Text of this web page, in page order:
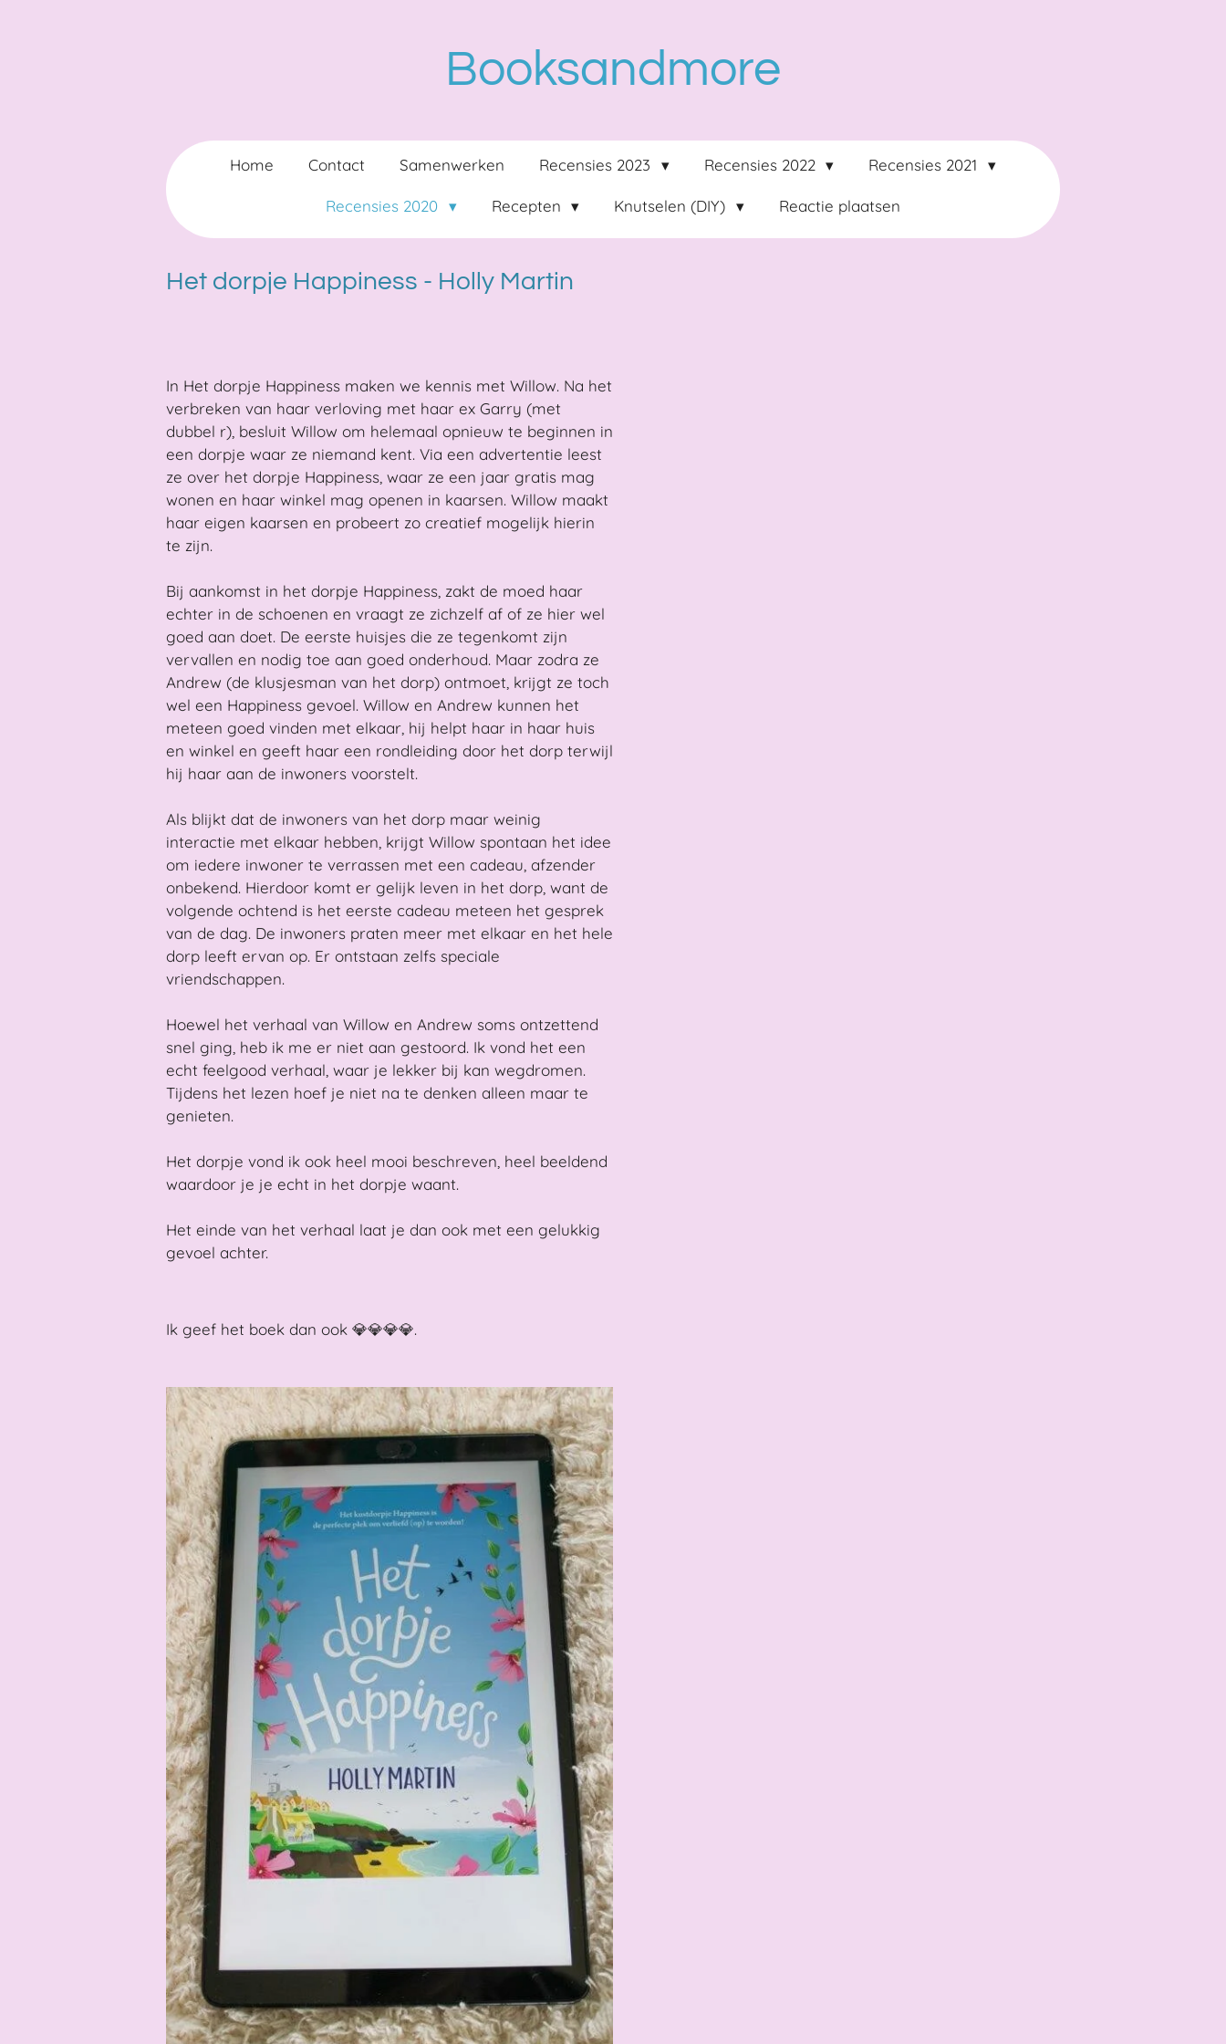
Booksandmore
Home Contact Samenwerken Recensies 2023 Recensies 2022 Recensies 2021
Recensies 2020 Recepten Knutselen (DIY) Reactie plaatsen
Het dorpje Happiness - Holly Martin
In Het dorpje Happiness maken we kennis met Willow. Na het
verbreken van haar verloving met haar ex Garry (met
dubbel r), besluit Willow om helemaal opnieuw te beginnen in
een dorpje waar ze niemand kent. Via een advertentie leest
ze over het dorpje Happiness, waar ze een jaar gratis mag
wonen en haar winkel mag openen in kaarsen. Willow maakt
haar eigen kaarsen en probeert zo creatief mogelijk hierin
te zijn.
Bij aankomst in het dorpje Happiness, zakt de moed haar
echter in de schoenen en vraagt ze zichzelf af of ze hier wel
goed aan doet. De eerste huisjes die ze tegenkomt zijn
vervallen en nodig toe aan goed onderhoud. Maar zodra ze
Andrew (de klusjesman van het dorp) ontmoet, krijgt ze toch
wel een Happiness gevoel. Willow en Andrew kunnen het
meteen goed vinden met elkaar, hij helpt haar in haar huis
en winkel en geeft haar een rondleiding door het dorp terwijl
hij haar aan de inwoners voorstelt.
Als blijkt dat de inwoners van het dorp maar weinig
interactie met elkaar hebben, krijgt Willow spontaan het idee
om iedere inwoner te verrassen met een cadeau, afzender
onbekend. Hierdoor komt er gelijk leven in het dorp, want de
volgende ochtend is het eerste cadeau meteen het gesprek
van de dag. De inwoners praten meer met elkaar en het hele
dorp leeft ervan op. Er ontstaan zelfs speciale
vriendschappen.
Hoewel het verhaal van Willow en Andrew soms ontzettend
snel ging, heb ik me er niet aan gestoord. Ik vond het een
echt feelgood verhaal, waar je lekker bij kan wegdromen.
Tijdens het lezen hoef je niet na te denken alleen maar te
genieten.
Het dorpje vond ik ook heel mooi beschreven, heel beeldend
waardoor je je echt in het dorpje waant.
Het einde van het verhaal laat je dan ook met een gelukkig
gevoel achter.
Ik geef het boek dan ook 💎💎💎💎.